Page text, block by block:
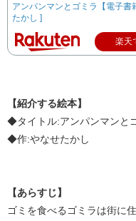
アンパンマンとゴミラ【電子書
たかし ]
楽天
【紹介する絵本】
◆タイトル:アンパンマンと
◆作:やなせたかし
【あらすじ】
ゴミを食べるゴミラは街に